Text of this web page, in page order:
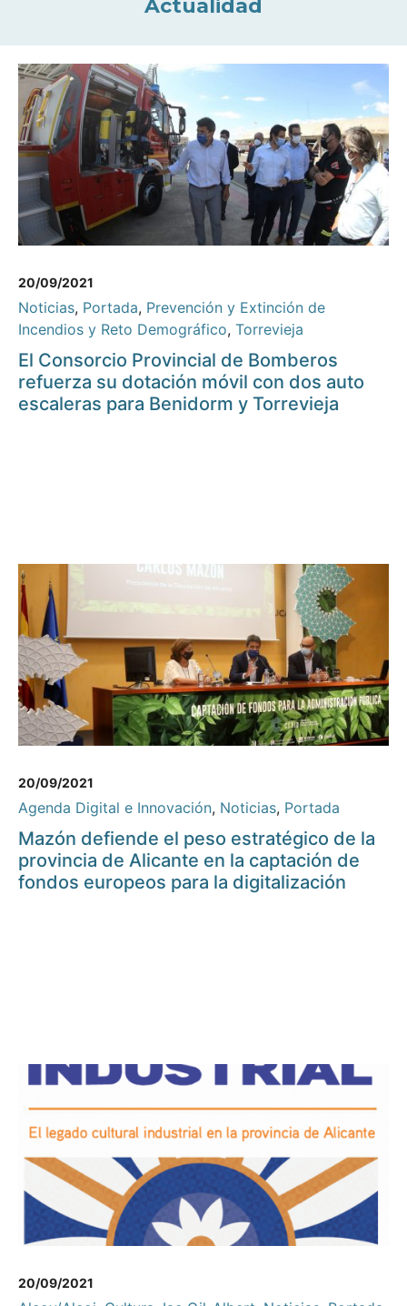
Actualidad
20/09/2021
Noticias, Portada, Prevención y Extinción de
Incendios y Reto Demográfico, Torrevieja
El Consorcio Provincial de Bomberos
refuerza su dotación móvil con dos auto
escaleras para Benidorm y Torrevieja
20/09/2021
Agenda Digital e Innovación, Noticias, Portada
Mazón defiende el peso estratégico de la
provincia de Alicante en la captación de
fondos europeos para la digitalización
20/09/2021